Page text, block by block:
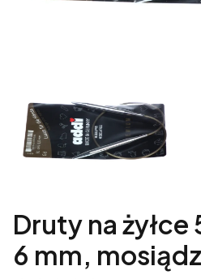
Druty na
6 mm,